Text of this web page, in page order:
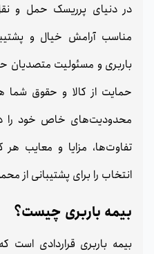
در دنیای پرریسک حمل‌ و
مناسب آرامش خیال و
باربری و مسئولیت متصدیان
حمایت از کالا و حقوق شما
محدودیت‌های خاص خود را
تفاوت‌ها، مزایا و معایب هر
انتخاب را برای پشتیبانی از
بیمه باربری چیست؟
بیمه باربری قراردادی است